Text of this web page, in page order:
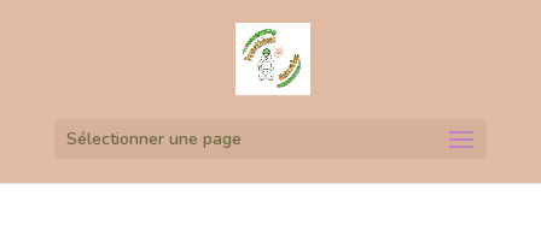
Sélectionner une page